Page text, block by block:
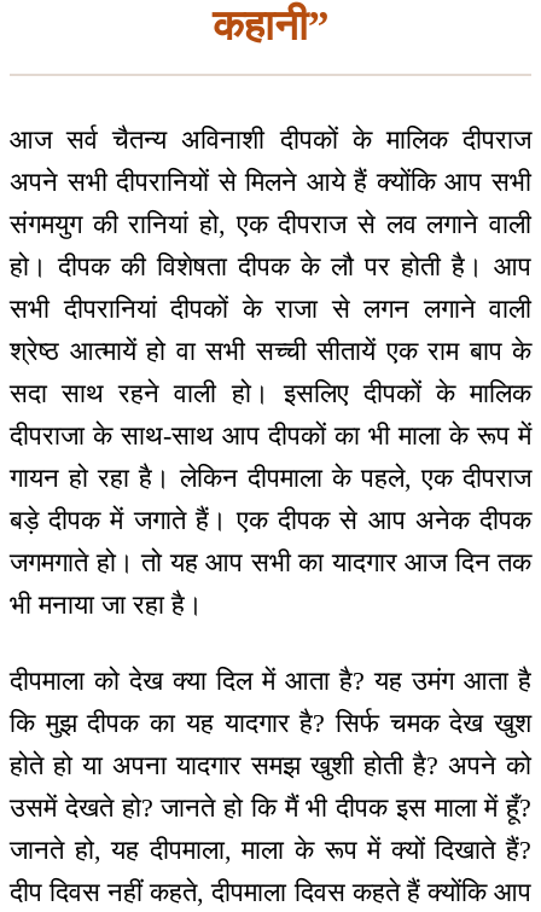
कहानी”
आज सर्व चैतन्य अविनाशी दीपकों के मालिक दीपराज
अपने सभी दीपरानियों से मिलने आये हैं क्योंकि आप सभी
संगमयुग की रानियां हो, एक दीपराज से लव लगाने वाली
हो। दीपक की विशेषता दीपक के लौ पर होती है। आप
सभी दीपरानियां दीपकों के राजा से लगन लगाने वाली
श्रेष्ठ आत्मायें हो वा सभी सच्ची सीतायें एक राम बाप के
सदा साथ रहने वाली हो। इसलिए दीपकों के मालिक
दीपराजा के साथ-साथ आप दीपकों का भी माला के रूप में
गायन हो रहा है। लेकिन दीपमाला के पहले, एक दीपराज
बड़े दीपक में जगाते हैं। एक दीपक से आप अनेक दीपक
जगमगाते हो। तो यह आप सभी का यादगार आज दिन तक
भी मनाया जा रहा है।
दीपमाला को देख क्या दिल में आता है? यह उमंग आता है
कि मुझ दीपक का यह यादगार है? सिर्फ चमक देख खुश
होते हो या अपना यादगार समझ खुशी होती है? अपने को
उसमें देखते हो? जानते हो कि मैं भी दीपक इस माला में हूँ?
जानते हो, यह दीपमाला, माला के रूप में क्यों दिखाते हैं?
दीप दिवस नहीं कहते, दीपमाला दिवस कहते हैं क्योंकि आप